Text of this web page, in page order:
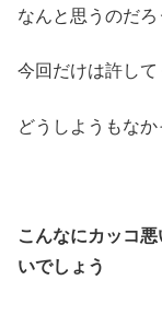
なんと思うのだろ
今回だけは許し
どうしようもな
こんなにカッコ
いでしょう